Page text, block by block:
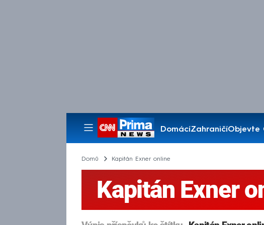
DomácíZahraničíObjevte
Pořady
Domů Kapitán Exner online
Kapitán Exner